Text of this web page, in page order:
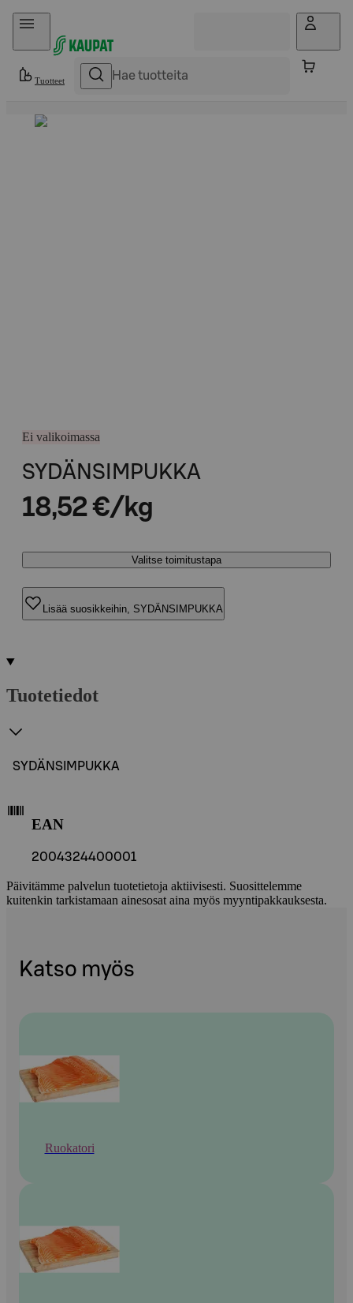
Hyppää sisältöön
Tuotteet
Ei valikoimassa
SYDÄNSIMPUKKA
18,52 €/kg
Valitse toimitustapa
Lisää suosikkeihin, SYDÄNSIMPUKKA
Tuotetiedot
SYDÄNSIMPUKKA
EAN
2004324400001
Päivitämme palvelun tuotetietoja aktiivisesti. Suosittelemme
kuitenkin tarkistamaan ainesosat aina myös myyntipakkauksesta.
Katso myös
Ruokatori